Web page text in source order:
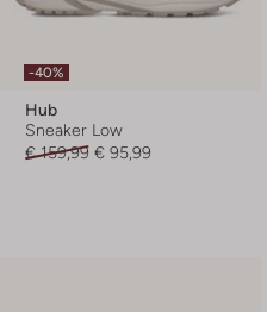
-40%
Hub
Sneaker Low
€ 159,99 € 95,99